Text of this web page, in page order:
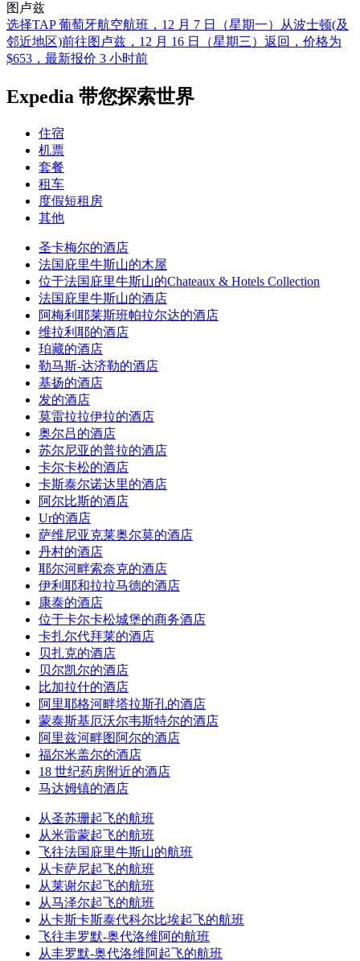
图卢兹
选择TAP 葡萄牙航空航班，12 月 7 日（星期一）从波士顿(及
邻近地区)前往图卢兹，12 月 16 日（星期三）返回，价格为
$653，最新报价 3 小时前
Expedia 带您探索世界
住宿
机票
套餐
租车
度假短租房
其他
圣卡梅尔的酒店
法国庇里牛斯山的木屋
位于法国庇里牛斯山的Chateaux & Hotels Collection
法国庇里牛斯山的酒店
阿梅利耶莱斯班帕拉尔达的酒店
维拉利耶的酒店
珀藏的酒店
勒马斯-达济勒的酒店
基扬的酒店
发的酒店
莫雷拉拉伊拉的酒店
奥尔吕的酒店
苏尔尼亚的普拉的酒店
卡尔卡松的酒店
卡斯泰尔诺达里的酒店
阿尔比斯的酒店
Ur的酒店
萨维尼亚克莱奥尔莫的酒店
丹村的酒店
耶尔河畔索奈克的酒店
伊利耶和拉拉马德的酒店
康泰的酒店
位于卡尔卡松城堡的商务酒店
卡扎尔代拜莱的酒店
贝扎克的酒店
贝尔凯尔的酒店
比加拉什的酒店
阿里耶格河畔塔拉斯孔的酒店
蒙泰斯基厄沃尔韦斯特尔的酒店
阿里兹河畔图阿尔的酒店
福尔米盖尔的酒店
18 世纪药房附近的酒店
马达姆镇的酒店
从圣苏珊起飞的航班
从米雷蒙起飞的航班
飞往法国庇里牛斯山的航班
从卡萨尼起飞的航班
从莱谢尔起飞的航班
从马泽尔起飞的航班
从卡斯卡斯泰代科尔比埃起飞的航班
飞往丰罗默-奥代洛维阿的航班
从丰罗默-奥代洛维阿起飞的航班